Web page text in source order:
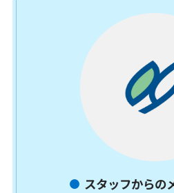
スタッフからの